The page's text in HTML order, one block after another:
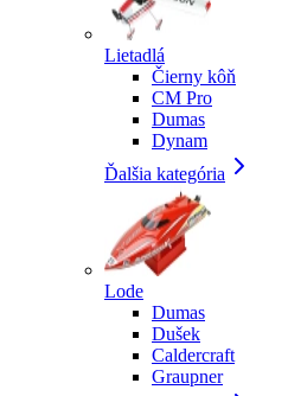
Lietadlá
Čierny kôň
CM Pro
Dumas
Dynam
Ďalšia kategória
Lode
Dumas
Dušek
Caldercraft
Graupner